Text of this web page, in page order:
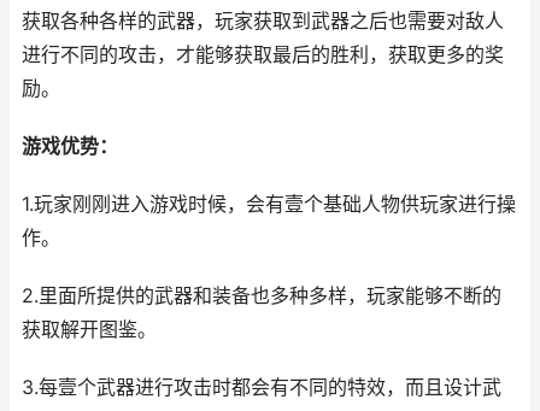
获取各种各样的武器，玩家获取到武器之后也需要对敌人
进行不同的攻击，才能够获取最后的胜利，获取更多的奖
励。
游戏优势：
1.玩家刚刚进入游戏时候，会有壹个基础人物供玩家进行操
作。
2.里面所提供的武器和装备也多种多样，玩家能够不断的
获取解开图鉴。
3.每壹个武器进行攻击时都会有不同的特效，而且设计武